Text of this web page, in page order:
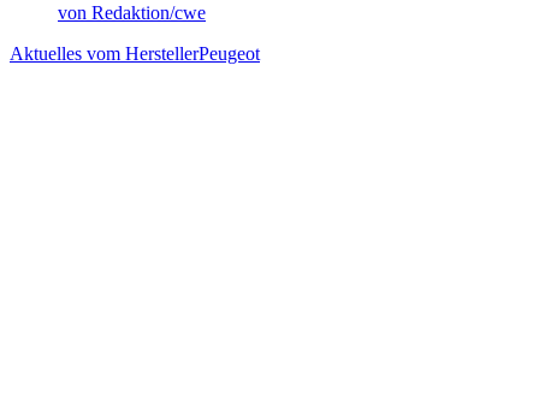
von Redaktion/cwe
Aktuelles vom HerstellerPeugeot